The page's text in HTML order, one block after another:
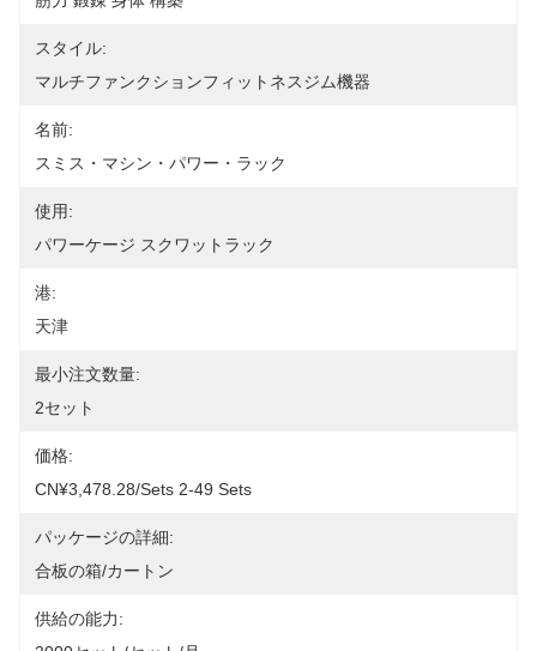
スタイル:
マルチファンクションフィットネスジム機器
名前:
スミス・マシン・パワー・ラック
使用:
パワーケージ スクワットラック
港:
天津
最小注文数量:
2セット
価格:
CN¥3,478.28/sets 2-49 Sets
パッケージの詳細:
合板の箱/カートン
供給の能力: